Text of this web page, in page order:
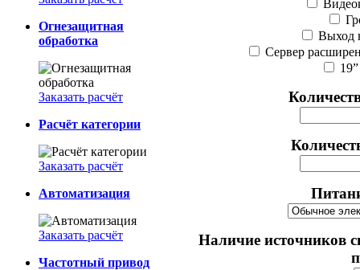
Огнезащитная
обработка
Заказать расчёт
Расчёт категории
Заказать расчёт
Автоматизация
Заказать расчёт
Частотный привод
Выход
Сервер
Наличие источников